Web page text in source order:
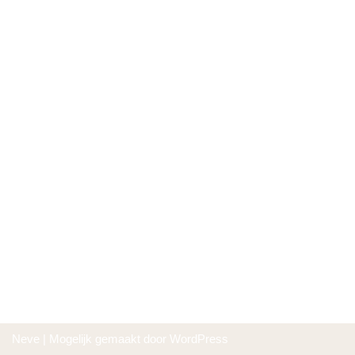
Neve | Mogelijk gemaakt door WordPress